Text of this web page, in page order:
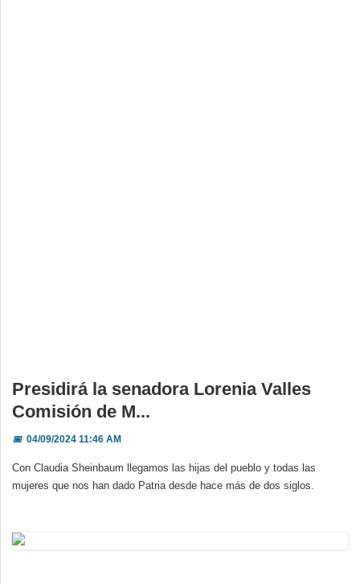
Presidirá la senadora Lorenia Valles
Comisión de M...
📅04/09/2024 11:46 AM
Con Claudia Sheinbaum llegamos las hijas del pueblo y todas las
mujeres que nos han dado Patria desde hace más de dos siglos.